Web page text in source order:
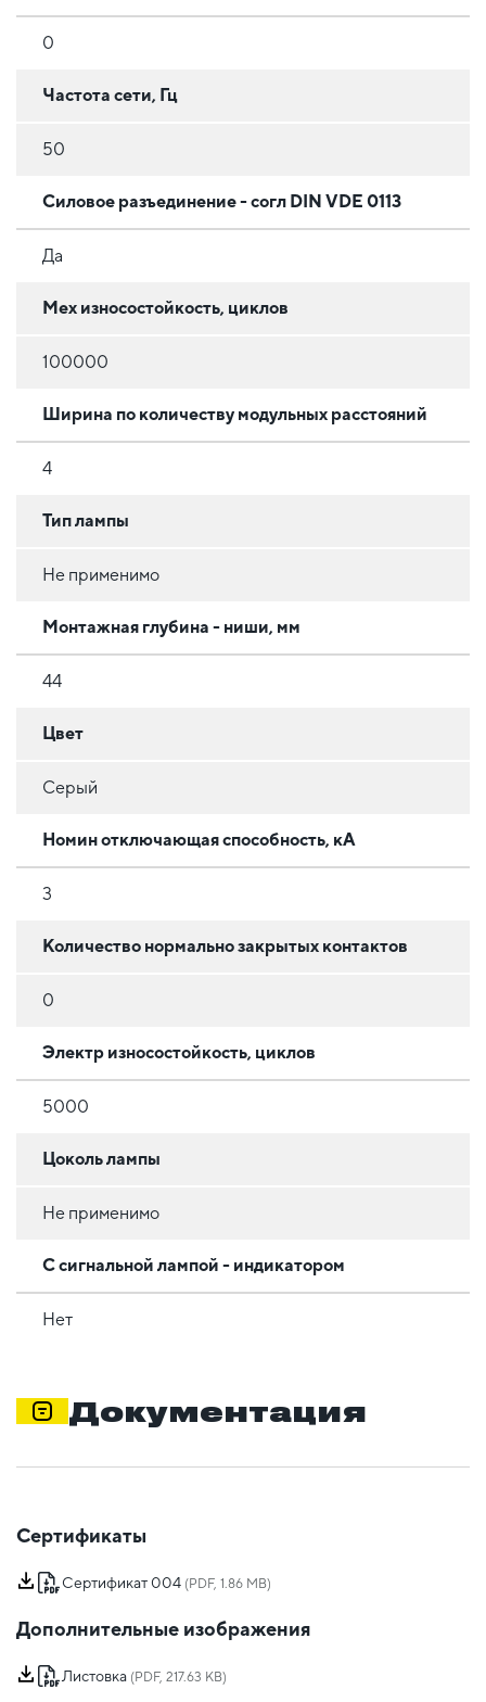
0
Частота сети, Гц
50
Силовое разъединение - согл DIN VDE 0113
Да
Мех износостойкость, циклов
100000
Ширина по количеству модульных расстояний
4
Тип лампы
Не применимо
Монтажная глубина - ниши, мм
44
Цвет
Серый
Номин отключающая способность, кА
3
Количество нормально закрытых контактов
0
Электр износостойкость, циклов
5000
Цоколь лампы
Не применимо
С сигнальной лампой - индикатором
Нет
Документация
Сертификаты
Сертификат 004 (PDF, 1.86 MB)
Дополнительные изображения
Листовка (PDF, 217.63 KB)